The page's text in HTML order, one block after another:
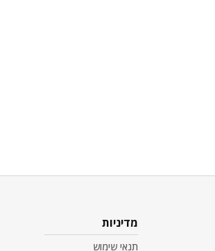
מדיניות
תנאי שימוש